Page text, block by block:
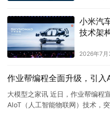
小米汽
技术架
2026年7月
作业帮编程全面升级，引
大模型之家讯 近日，作业帮编程
AIoT（人工智能物联网）技术，